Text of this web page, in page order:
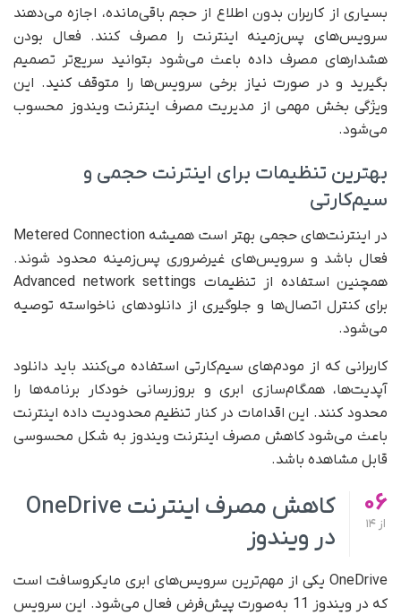
بسیاری از کاربران بدون اطلاع از حجم باقی‌مانده، اجازه می‌دهند
سرویس‌های پس‌زمینه اینترنت را مصرف کنند. فعال بودن
هشدارهای مصرف داده باعث می‌شود بتوانید سریع‌تر تصمیم
بگیرید و در صورت نیاز برخی سرویس‌ها را متوقف کنید. این
ویژگی بخش مهمی از مدیریت مصرف اینترنت ویندوز محسوب
می‌شود.
بهترین تنظیمات برای اینترنت حجمی و
سیم‌کارتی
در اینترنت‌های حجمی بهتر است همیشه Metered Connection
فعال باشد و سرویس‌های غیرضروری پس‌زمینه محدود شوند.
همچنین استفاده از تنظیمات Advanced network settings
برای کنترل اتصال‌ها و جلوگیری از دانلودهای ناخواسته توصیه
می‌شود.
کاربرانی که از مودم‌های سیم‌کارتی استفاده می‌کنند باید دانلود
آپدیت‌ها، همگام‌سازی ابری و بروزرسانی خودکار برنامه‌ها را
محدود کنند. این اقدامات در کنار تنظیم محدودیت داده اینترنت
باعث می‌شود کاهش مصرف اینترنت ویندوز به شکل محسوسی
قابل مشاهده باشد.
06
از 14
کاهش مصرف اینترنت OneDrive
در ویندوز
OneDrive یکی از مهم‌ترین سرویس‌های ابری مایکروسافت است
که در ویندوز 11 به‌صورت پیش‌فرض فعال می‌شود. این سرویس